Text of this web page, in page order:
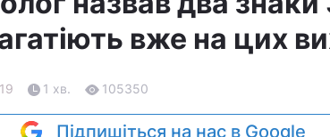
вже на цих
1 хв. 105350
Підпишіться на нас в Google